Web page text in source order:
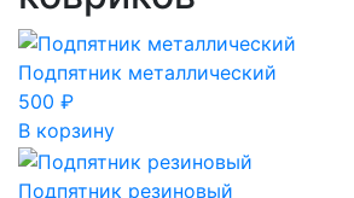
Подпятник металлический
500 ₽
В корзину
Подпятник резиновый